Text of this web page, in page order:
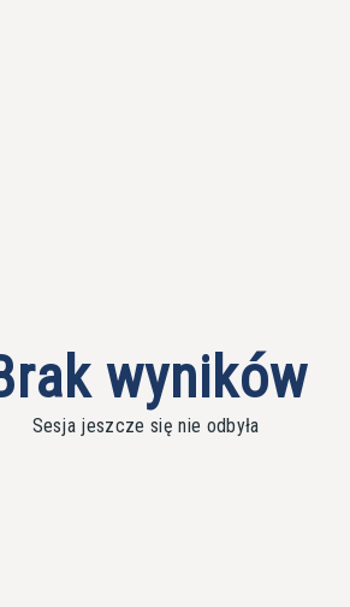
wyników
Sesja jeszcze się nie odbyła